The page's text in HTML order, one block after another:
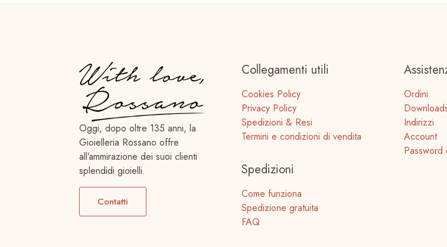
Oggi, dopo oltre 135 anni, la
Gioielleria Rossano offre
all’ammirazione dei suoi clienti
splendidi gioielli.
Contatti
Collegamenti utili
Cookies Policy
Privacy Policy
Spedizioni & Resi
Termini e condizioni di vendita
Spedizioni
Come funziona
Spedizione gratuita
FAQ
Ordini
Indirizzi
Account
Password